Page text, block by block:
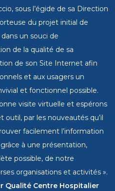
sous l’égide de sa Direction
du projet initial de
un souci de
de la qualité de sa
de son Site Internet afin
et aux usagers un
et fonctionnel possible.
visite virtuelle et espérons
outil, par les nouveautés qu’il
facilement l’information
à une présentation,
possible, de notre
organisations et activités ».
Qualité Centre Hospitalier